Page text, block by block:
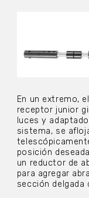
En un extremo, el
receptor junior
luces y
sistema, se
posición
un reductor de
para agregar
sección delgada